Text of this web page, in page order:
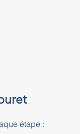
étape :